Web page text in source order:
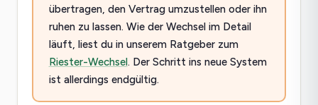
übertragen, den Vertrag umzustellen oder ihn
ruhen zu lassen. Wie der Wechsel im Detail
läuft, liest du in unserem Ratgeber zum
Riester-Wechsel. Der Schritt ins neue System
ist allerdings endgültig.